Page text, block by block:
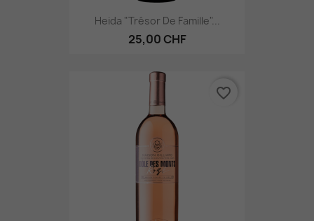
Heida "Trésor De Famille"...
25,00 CHF
favorite_border